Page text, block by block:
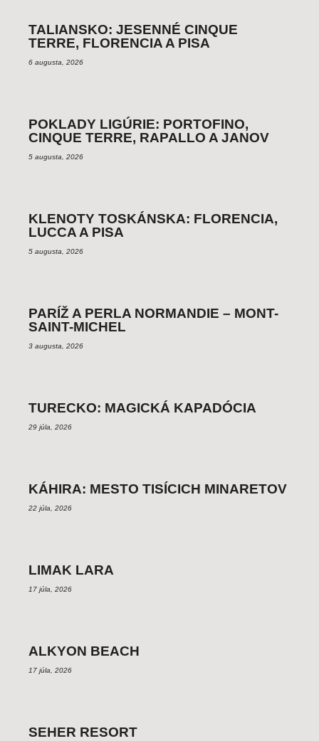
TALIANSKO: JESENNÉ CINQUE
TERRE, FLORENCIA A PISA
6 augusta, 2026
POKLADY LIGÚRIE: PORTOFINO,
CINQUE TERRE, RAPALLO A JANOV
5 augusta, 2026
KLENOTY TOSKÁNSKA: FLORENCIA,
LUCCA A PISA
5 augusta, 2026
PARÍŽ A PERLA NORMANDIE – MONT-
SAINT-MICHEL
3 augusta, 2026
TURECKO: MAGICKÁ KAPADÓCIA
29 júla, 2026
KÁHIRA: MESTO TISÍCICH MINARETOV
22 júla, 2026
LIMAK LARA
17 júla, 2026
ALKYON BEACH
17 júla, 2026
SEHER RESORT